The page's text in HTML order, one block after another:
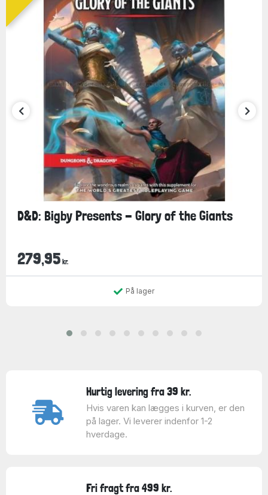
D&D: Bigby Presents - Glory of the Giants
279,95 kr.
På lager
Hurtig levering fra 39 kr.
Hvis varen kan lægges i kurven, er den
på lager. Vi leverer indenfor 1-2
hverdage.
Fri fragt fra 499 kr.